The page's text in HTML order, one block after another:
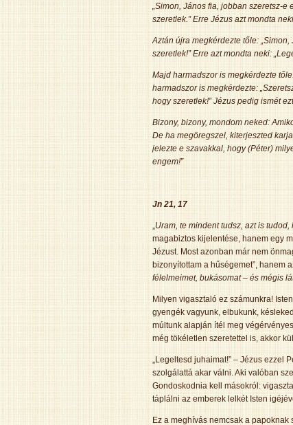
„Simon, János fia, jobban szeretsz-e
szeretlek.” Erre Jézus azt mondta
Aztán újra megkérdezte tőle:
szeretlek!” Erre azt mondta neki:
Majd harmadszor is megkérdezte
harmadszor is megkérdezte:
hogy szeretlek!” Jézus pedig ismét
Bizony, bizony, mondom neked:
De ha megöregszel, kiterjeszted
jelezte e szavakkal, hogy (Péter)
engem!”
Jn 21, 17
„Uram, te mindent tudsz, azt is tudod,
magabiztos kijelentése, hanem egy
Jézust. Most azonban már nem
bizonyítottam a hűségemet”, hanem
félelmeimet, bukásomat – és mégis
Milyen vigasztaló ez számunkra!
gyengék vagyunk, elbukunk,
múltunk alapján ítél meg
még tökéletlen szeretettel is, akkor
„Legeltesd juhaimat!” – Jézus ezzel
szolgálattá akar válni. Aki valóban
Gondoskodnia kell másokról:
táplálni az emberek lelkét Isten
Ez a meghívás nemcsak a papoknak